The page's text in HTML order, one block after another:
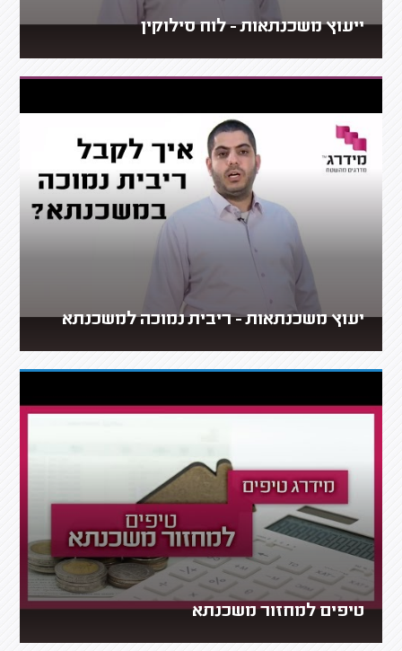
ייעוץ משכנתאות - לוח סילוקין
יעוץ משכנתאות - ריבית נמוכה למשכנתא
טיפים למחזור משכנתא